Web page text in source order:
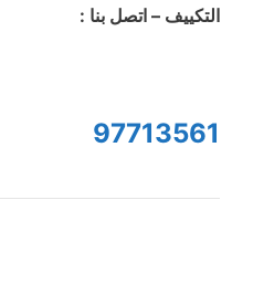
التكييف – اتصل بنا :
97713561